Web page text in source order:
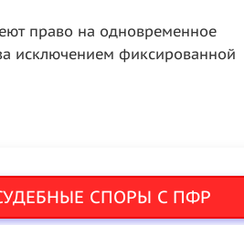
право на одновременное
исключением фиксированной
СПОРЫ С ПФР